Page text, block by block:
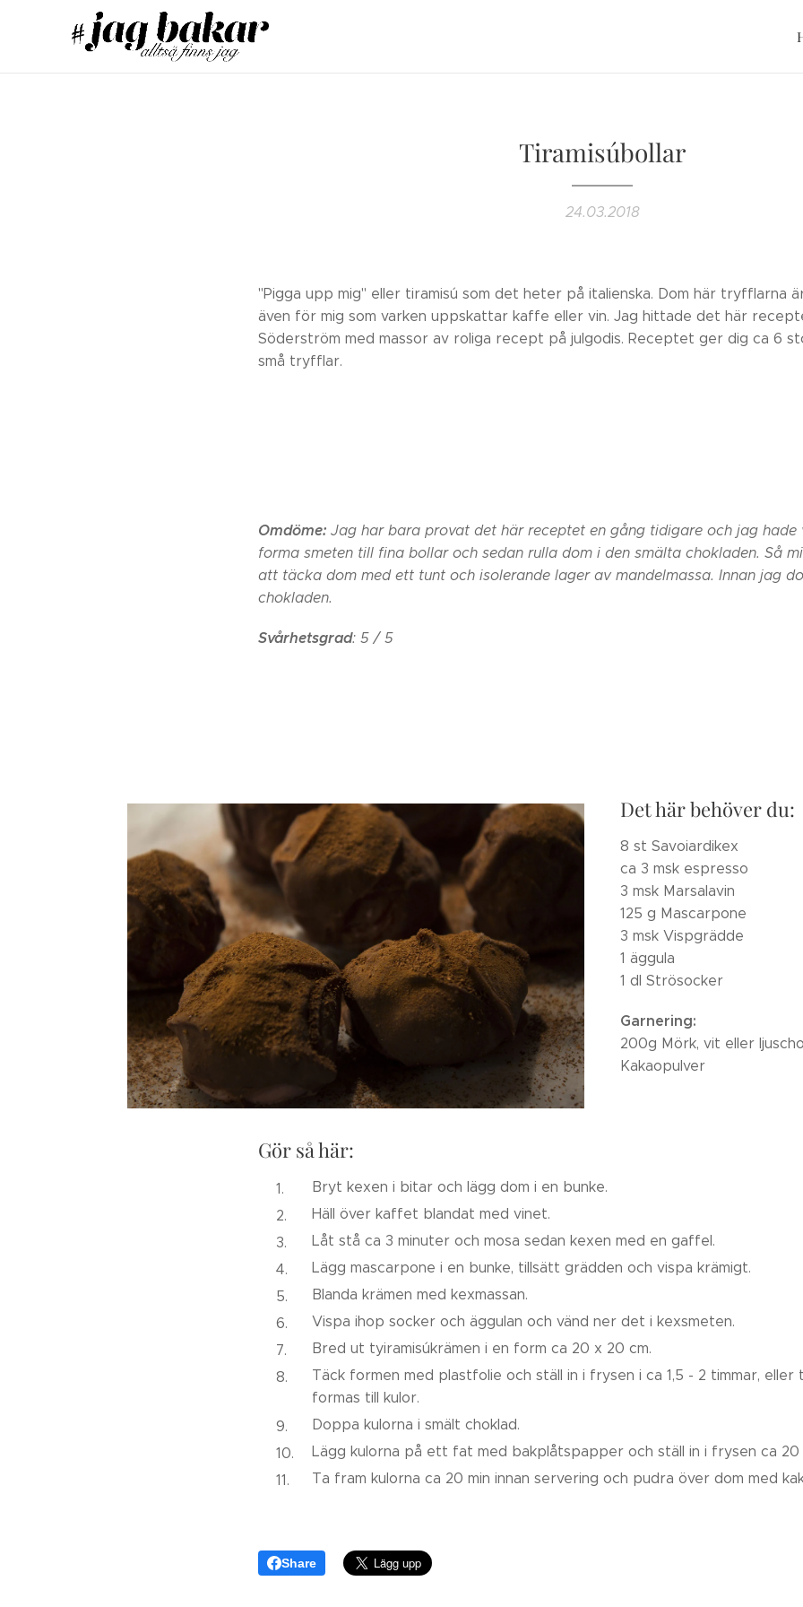
Tiramisúbollar
24.03.2018
"Pigga upp mig" eller tiramisú som det heter på italienska. Dom här tryfflarna
även för mig som varken uppskattar kaffe eller vin. Jag hittade det här
Söderström med massor av roliga recept på julgodis. Receptet ger dig ca 6
små tryfflar.
Omdöme: Jag har bara provat det här receptet en gång tidigare och jag
forma smeten till fina bollar och sedan rulla dom i den smälta chokladen. Så
att täcka dom med ett tunt och isolerande lager av mandelmassa. Innan jag
chokladen.
Svårhetsgrad: 5 / 5
Det här behöver du:
8 st Savoiardikex
ca 3 msk espresso
3 msk Marsalavin
125 g Mascarpone
3 msk Vispgrädde
1 äggula
1 dl Strösocker
Garnering:
200g Mörk, vit eller
Kakaopulver
Gör så här:
Bryt kexen i bitar och lägg dom i en bunke.
Häll över kaffet blandat med vinet.
Låt stå ca 3 minuter och mosa sedan kexen med en gaffel.
Lägg mascarpone i en bunke, tillsätt grädden och vispa krämigt.
Blanda krämen med kexmassan.
Vispa ihop socker och äggulan och vänd ner det i kexsmeten.
Bred ut tyiramisúkrämen i en form ca 20 x 20 cm.
Täck formen med plastfolie och ställ in i frysen i ca 1,5 - 2 timmar, eller
formas till kulor.
Doppa kulorna i smält choklad.
Lägg kulorna på ett fat med bakplåtspapper och ställ in i frysen ca 20
Ta fram kulorna ca 20 min innan servering och pudra över dom med
Share